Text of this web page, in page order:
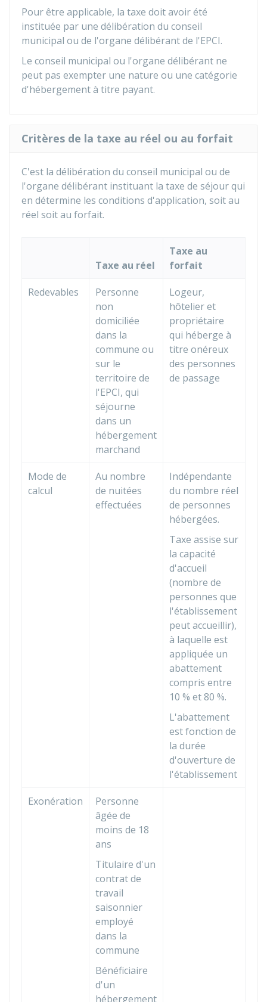
Pour être applicable, la taxe doit avoir été
instituée par une délibération du conseil
municipal ou de l'organe délibérant de l'EPCI.
Le conseil municipal ou l'organe délibérant ne
peut pas exempter une nature ou une catégorie
d'hébergement à titre payant.
Critères de la taxe au réel ou au forfait
C'est la délibération du conseil municipal ou de
l'organe délibérant instituant la taxe de séjour qui
en détermine les conditions d'application, soit au
réel soit au forfait.
Taxe au réel
Taxe au
forfait
Redevables
Personne
non
domiciliée
dans la
commune ou
sur le
territoire de
l'EPCI, qui
séjourne
dans un
hébergement
marchand
Logeur,
hôtelier et
propriétaire
qui héberge à
titre onéreux
des personnes
de passage
Mode de
calcul
Au nombre
de nuitées
effectuées
Indépendante
du nombre réel
de personnes
hébergées.
Taxe assise sur
la capacité
d'accueil
(nombre de
personnes que
l'établissement
peut accueillir),
à laquelle est
appliquée un
abattement
compris entre
10 % et80 %.
L'abattement
est fonction de
la durée
d'ouverture de
l'établissement
Exonération
Personne
âgée de
moins de 18
ans
Titulaire d'un
contrat de
travail
saisonnier
employé
dans la
commune
Bénéficiaire
d'un
hébergement